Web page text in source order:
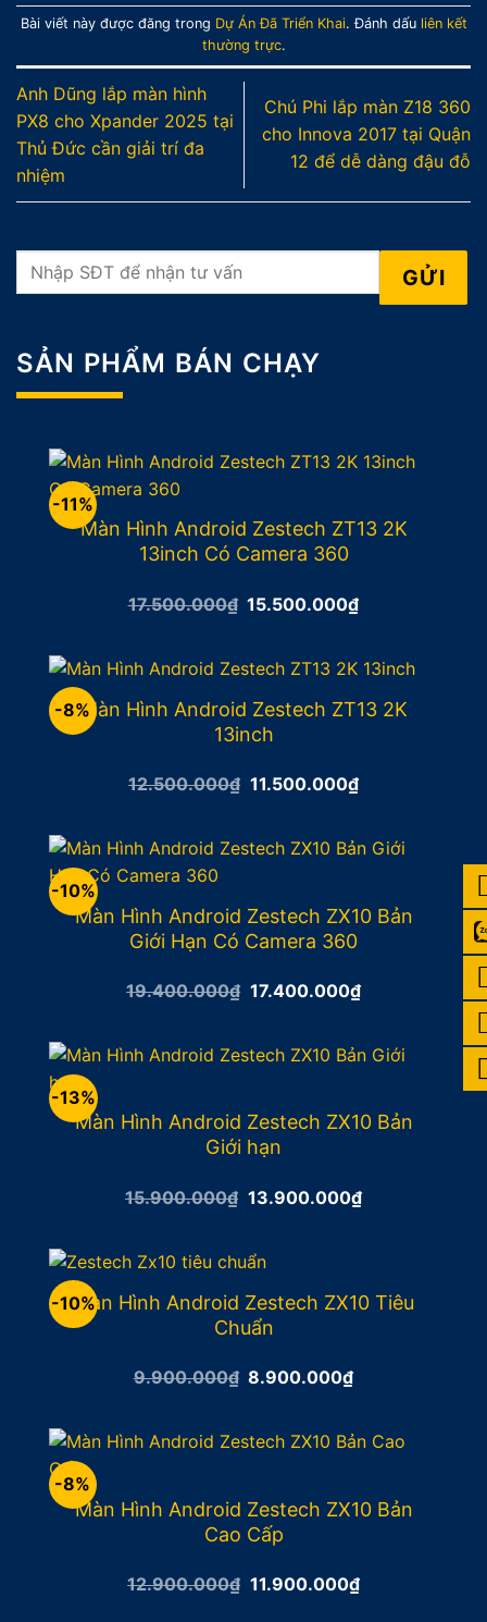
Bài viết này được đăng trong Dự Án Đã Triển Khai. Đánh dấu liên kết
thường trực.
Anh Dũng lắp màn hình
PX8 cho Xpander 2025 tại
Thủ Đức cần giải trí đa
nhiệm
Chú Phi lắp màn Z18 360
cho Innova 2017 tại Quận
12 để dễ dàng đậu đỗ
SẢN PHẨM BÁN CHẠY
-11%
Màn Hình Android Zestech ZT13 2K
13inch Có Camera 360
17.500.000₫ Giá
15.500.000₫Giá
15.500.000₫.
-8%Màn Hình Android Zestech ZT13 2K
13inch
12.500.000₫ Giá
12.500.000₫.
11.500.000₫Giá
hiện
11.500.000₫.
-10%
Màn Hình Android Zestech ZX10 Bản
Giới Hạn Có Camera 360
19.400.000₫ Giá
17.400.000₫Giá
hiện
17.400.000₫.
-13%
Màn Hình Android Zestech ZX10 Bản
Giới hạn
15.900.000₫ Giá
15.900.000₫.
13.900.000₫Giá
hiện
-10%Màn Hình Android Zestech ZX10 Tiêu
Chuẩn
9.900.000₫ Giá
9.900.000₫.
8.900.000₫Giá
là:
8.900.000₫.
-8%
Màn Hình Android Zestech ZX10 Bản
Cao Cấp
12.900.000₫ Giá
11.900.000₫Giá
hiện